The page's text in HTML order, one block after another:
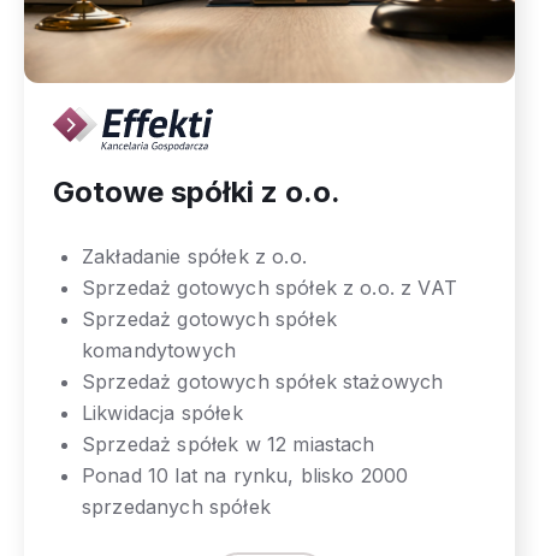
Gotowe spółki z o.o.
Zakładanie spółek z o.o.
Sprzedaż gotowych spółek z o.o. z VAT
Sprzedaż gotowych spółek
komandytowych
Sprzedaż gotowych spółek stażowych
Likwidacja spółek
Sprzedaż spółek w 12 miastach
Ponad 10 lat na rynku, blisko 2000
sprzedanych spółek